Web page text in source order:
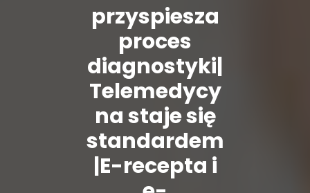
przyspiesza
proces
diagnostyki|
Telemedycy
na staje się
standardem
|E-recepta i